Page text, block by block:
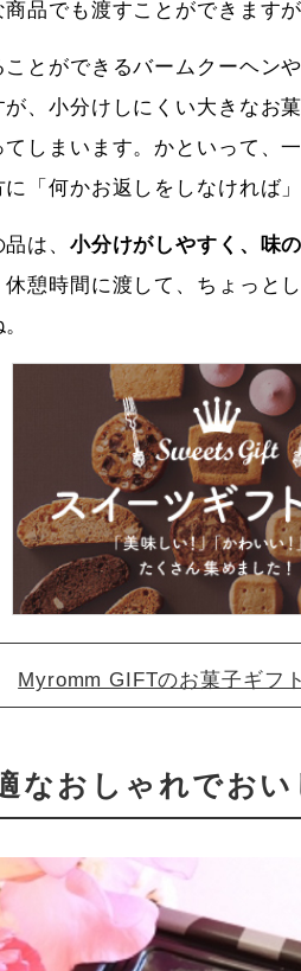
品でも渡すことができます
とができるバームクーヘン
、小分けしにくい大きなお
しまいます。かといって、
「何かお返しをしなければ
は、 小分けがしやすく、味
憩時間に渡して、ちょっと
Myromm GIFTのお菓子ギフ
なおしゃれでお